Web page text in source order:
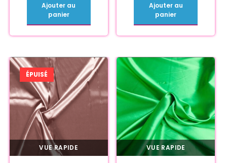
Ajouter au
panier
Ajouter au
panier
ÉPUISÉ
VUE RAPIDE VUE RAPIDE